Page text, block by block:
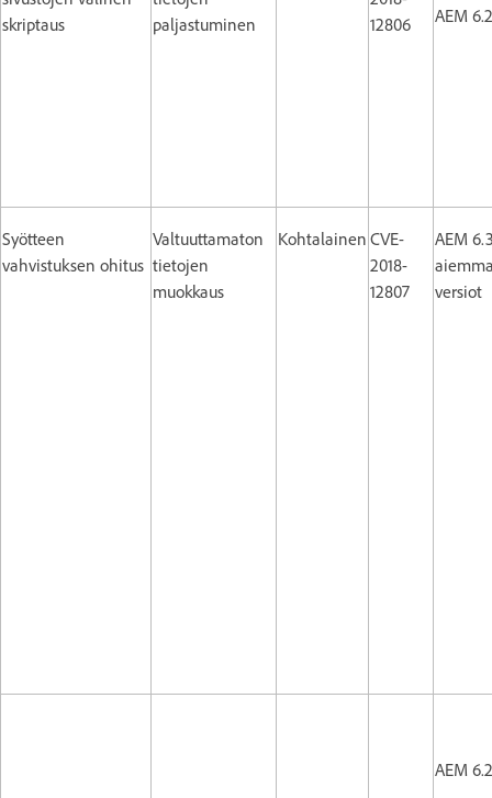
skriptaus
paljastuminen
12806
AEM 6.2
Syötteen
vahvistuksen ohitus
Valtuuttamaton
tietojen
muokkaus
Kohtalainen CVE-
2018-
12807
AEM
versiot
AEM 6.2